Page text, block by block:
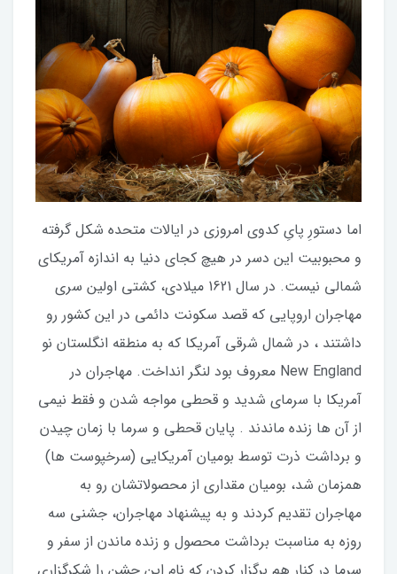
اما دستورِ پایِ کدوی امروزی در ایالات متحده شکل گرفته
و محبوبیت این دسر در هیچ کجای دنیا به اندازه آمریکای
شمالی نیست. در سال 1621 میلادی، کشتی اولین سری
مهاجران اروپایی که قصد سکونت دائمی در این کشور رو
داشتند ، در شمال شرقی آمریکا که به منطقه انگلستان نو
New England معروف بود لنگر انداخت. مهاجران در
آمریکا با سرمای شدید و قحطی مواجه شدن و فقط نیمی
از آن ها زنده ماندند . پایان قحطی و سرما با زمان چیدن
و برداشت ذرت توسط بومیان آمریکایی (سرخپوست ها)
همزمان شد، بومیان مقداری از محصولاتشان رو به
مهاجران تقدیم کردند و به پیشنهاد مهاجران، جشنی سه
روزه به مناسبت برداشت محصول و زنده ماندن از سفر و